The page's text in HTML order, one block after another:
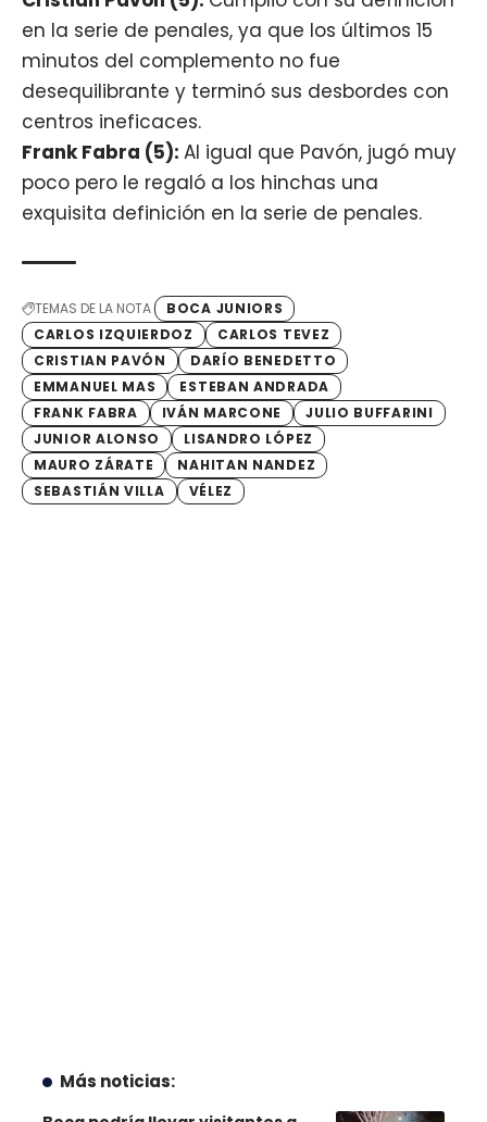
en la serie de penales, ya que los últimos 15
minutos del complemento no fue
desequilibrante y terminó sus desbordes con
centros ineficaces.
Frank Fabra (5): Al igual que Pavón, jugó muy
poco pero le regaló a los hinchas una
exquisita definición en la serie de penales.
TEMAS DE LA NOTA
BOCA JUNIORS
CARLOS IZQUIERDOZ
CARLOS TEVEZ
CRISTIAN PAVÓN
DARÍO BENEDETTO
EMMANUEL MAS
ESTEBAN ANDRADA
FRANK FABRA
IVÁN MARCONE
JULIO BUFFARINI
JUNIOR ALONSO
LISANDRO LÓPEZ
MAURO ZÁRATE
NAHITAN NANDEZ
SEBASTIÁN VILLA
VÉLEZ
Más noticias: